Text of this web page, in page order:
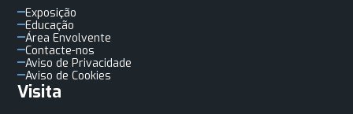
Exposição
Educação
Área Envolvente
Contacte-nos
Aviso de Privacidade
Aviso de Cookies
Visita